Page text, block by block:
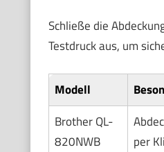
Schließe die
Testdruck aus, um
Modell
Brother QL-
820NWB
per